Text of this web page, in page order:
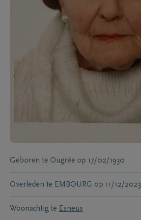
Geboren te Ougrée op 17/02/1930
Overleden te EMBOURG op 11/12/2023
Woonachtig te Esneux